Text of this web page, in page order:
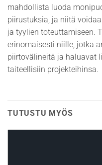
mahdollista luoda
piirustuksia, ja niitä
ja tyylien toteuttamiseen.
erinomaisesti niille, jotka
piirtovälineitä ja haluavat
taiteellisiin projekteihinsa.
TUTUSTU MYÖS